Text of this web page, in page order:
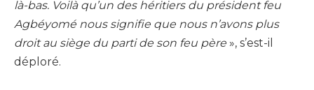
là-bas. Voilà qu’un des héritiers du président feu
Agbéyomé nous signifie que nous n’avons plus
droit au siège du parti de son feu père », s’est-il
déploré.